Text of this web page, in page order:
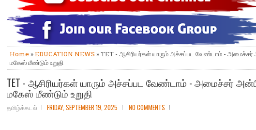
Home »EDUCATION NEWS » TET - ஆசிரியர்கள் யாரும் அச்சப்பட வேண்டாம் - அமைச்சர்
மகேஸ் மீண்டும் உறுதி
TET - ஆசிரியர்கள் யாரும் அச்சப்பட வேண்டாம் - அமைச்சர்
மகேஸ் மீண்டும் உறுதி
தமிழ்க்கடல் FRIDAY, SEPTEMBER 19, 2025 NO COMMENTS